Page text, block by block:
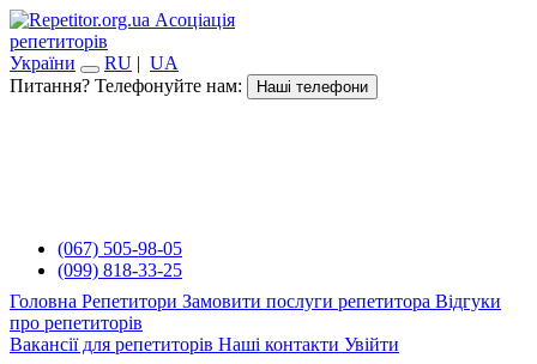
Асоціація
репетиторів
України
RU | UA
Питання? Телефонуйте нам:
Наші телефони
(067) 505-98-05
(099) 818-33-25
Головна Репетитори Замовити послуги репетитора Відгуки
про репетиторів
Вакансії для репетиторів Наші контакти Увійти